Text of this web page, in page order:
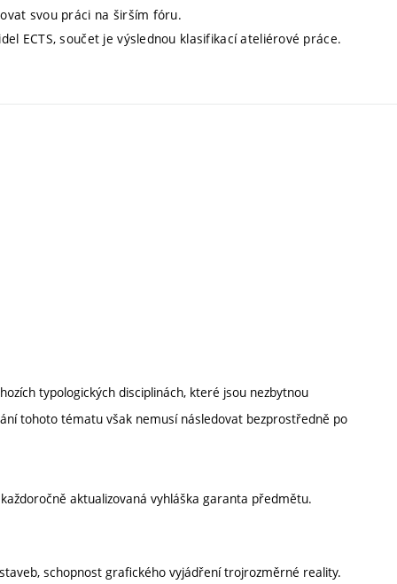
svou práci na širším fóru.
ECTS, součet je výslednou klasifikací ateliérové práce.
typologických disciplinách, které jsou nezbytnou
tohoto tématu však nemusí následovat bezprostředně po
aktualizovaná vyhláška garanta předmětu.
schopnost grafického vyjádření trojrozměrné reality.